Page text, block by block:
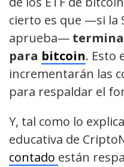
cierto es que —si la
aprueba—
para bitcoin. Esto
incrementarán las
para respaldar el
Y, tal como lo
educativa de
contado están